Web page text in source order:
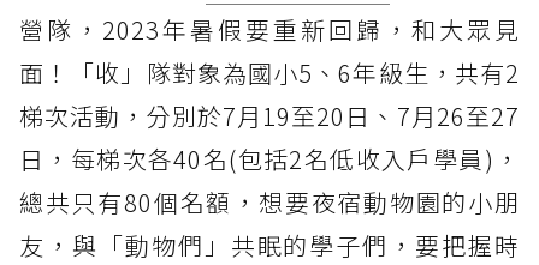
營隊，2023年暑假要重新回歸，和大眾見
面！「收」隊對象為國小5、6年級生，共有2
梯次活動，分別於7月19至20日、7月26至27
日，每梯次各40名(包括2名低收入戶學員)，
總共只有80個名額，想要夜宿動物園的小朋
友，與「動物們」共眠的學子們，要把握時